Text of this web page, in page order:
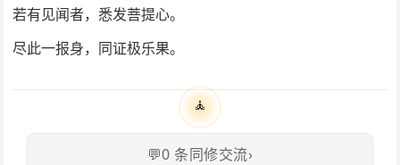
若有见闻者，悉发菩提心。
尽此一报身，同证极乐果。
🧘
💬0 条同修交流›